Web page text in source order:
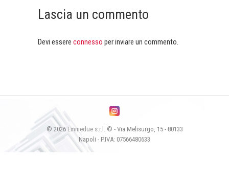
Lascia un commento
Devi essere connesso per inviare un commento.
© 2026 Emmedue s.r.l.
© - Via Melisurgo, 15 - 80133
Napoli - P.IVA: 07566480633